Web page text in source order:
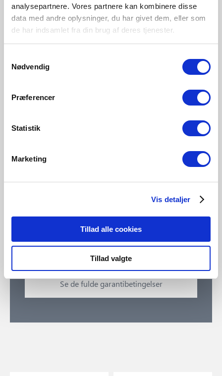
analysepartnere. Vores partnere kan kombinere disse
data med andre oplysninger, du har givet dem, eller som
de har indsamlet fra din brug af deres tjenester.
Nødvendig
Præferencer
Statistik
Marketing
Vis detaljer
Tillad alle cookies
Tillad valgte
10 års garanti
Nordlux giver 10 års garanti på vores udendørslamper,
visning af købskvittering.
Se de fulde garantibetingelser